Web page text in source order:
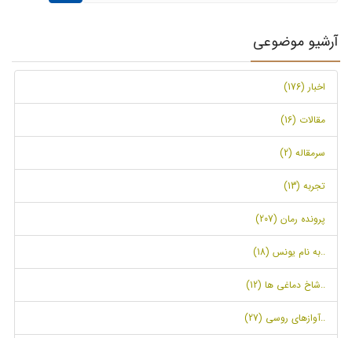
آرشیو موضوعی
اخبار (176)
مقالات (16)
سرمقاله (2)
تجربه (13)
پرونده رمان (207)
..به نام یونس (18)
..شاخ دماغی ها (12)
..آوازهای روسی (27)